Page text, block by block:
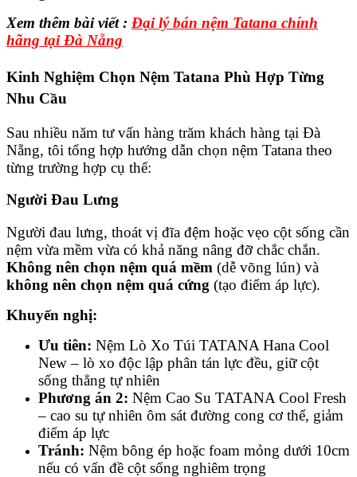
Xem thêm bài viết : Đại lý bán nệm Tatana chính
hãng tại Đà Nẵng
Kinh Nghiệm Chọn Nệm Tatana Phù Hợp Từng
Nhu Cầu
Sau nhiều năm tư vấn hàng trăm khách hàng tại Đà
Nẵng, tôi tổng hợp hướng dẫn chọn nệm Tatana theo
từng trường hợp cụ thể:
Người Đau Lưng
Người đau lưng, thoát vị đĩa đệm hoặc vẹo cột sống cần
nệm vừa mềm vừa có khả năng nâng đỡ chắc chắn.
Không nên chọn nệm quá mềm (dễ võng lún) và
không nên chọn nệm quá cứng (tạo điểm áp lực).
Khuyến nghị:
Ưu tiên: Nệm Lò Xo Túi TATANA Hana Cool
New – lò xo độc lập phân tán lực đều, giữ cột
sống thẳng tự nhiên
Phương án 2: Nệm Cao Su TATANA Cool Fresh
– cao su tự nhiên ôm sát đường cong cơ thể, giảm
điểm áp lực
Tránh: Nệm bông ép hoặc foam mỏng dưới 10cm
nếu có vấn đề cột sống nghiêm trọng